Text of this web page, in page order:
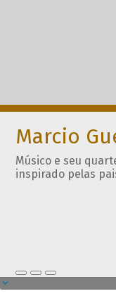
Marcio
Músico e seu
inspirado pelas